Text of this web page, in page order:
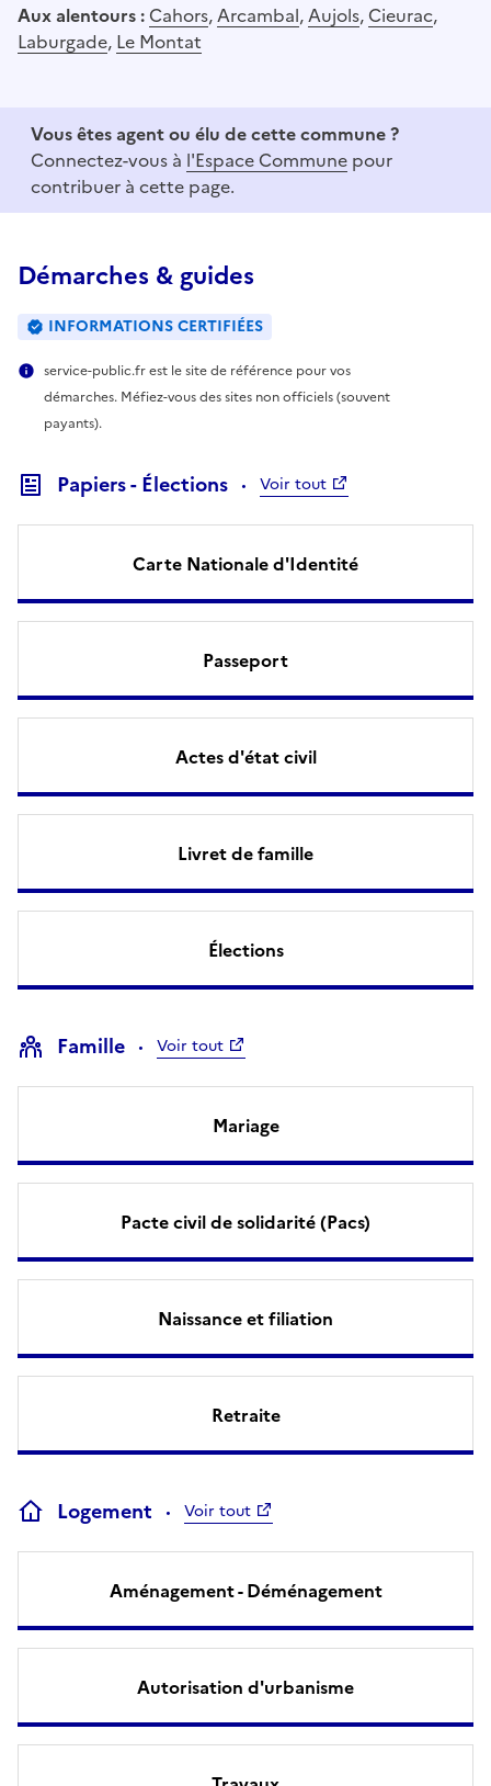
Aux alentours : Cahors,Arcambal,Aujols, Cieurac,
Laburgade, Le Montat
Vous êtes agent ou élu de cette commune ?
Connectez-vous à l'Espace Commune pour
contribuer à cette page.
Démarches & guides
INFORMATIONS CERTIFIÉES
service-public.fr est le site de référence pour vos
démarches. Méfiez-vous des sites non officiels (souvent
payants).
Papiers - Élections Voir tout
Carte Nationale d'Identité
Passeport
Actes d'état civil
Livret de famille
Élections
Famille Voir tout
Mariage
Pacte civil de solidarité (Pacs)
Naissance et filiation
Retraite
Logement Voir tout
Aménagement - Déménagement
Autorisation d'urbanisme